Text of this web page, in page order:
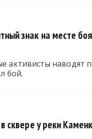
знак на месте
активисты наводят
бой.
сквере у реки